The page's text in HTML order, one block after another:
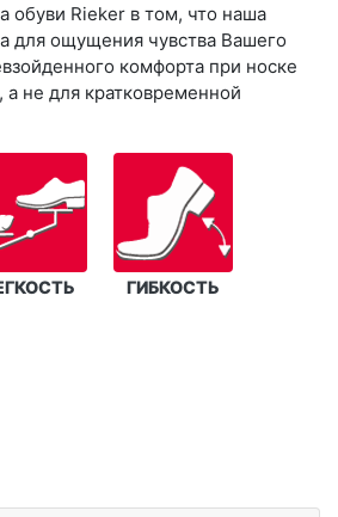
обуви Rieker в том, что наша
для ощущения чувства Вашего
комфорта при носке
а не для кратковременной
ГИБКОСТЬ